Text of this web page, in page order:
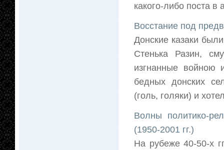
какого-либо поста
Восстание под
Донские казаки
Стенька Разин,
изгнанные войною
бедных донских
(голь, голяки) и
Волны политико-
(1950-2001 гг.)
На рубеже 40-50-х